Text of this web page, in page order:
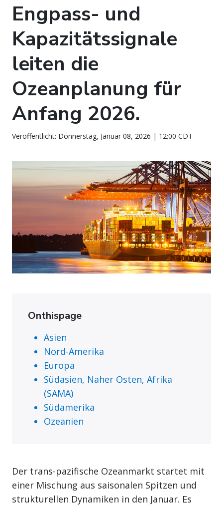
Engpass- und
Kapazitätssignale
leiten die
Ozeanplanung für
Anfang 2026.
Veröffentlicht: Donnerstag, Januar 08, 2026 | 12:00 CDT
Onthispage
Asien
Nord-Amerika
Europa
Südasien, Naher Osten, Afrika
(SAMA)
Südamerika
Ozeanien
Der trans-pazifische Ozeanmarkt startet mit
einer Mischung aus saisonalen Spitzen und
strukturellen Dynamiken in den Januar. Es